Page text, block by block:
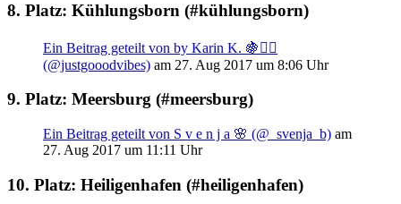
8. Platz: Kühlungsborn (#kühlungsborn)
Ein Beitrag geteilt von by Karin K. 🍇✌🏻
(@justgooodvibes) am 27. Aug 2017 um 8:06 Uhr
9. Platz: Meersburg (#meersburg)
Ein Beitrag geteilt von S v e n j a 🌸 (@_svenja_b) am
27. Aug 2017 um 11:11 Uhr
10. Platz: Heiligenhafen (#heiligenhafen)